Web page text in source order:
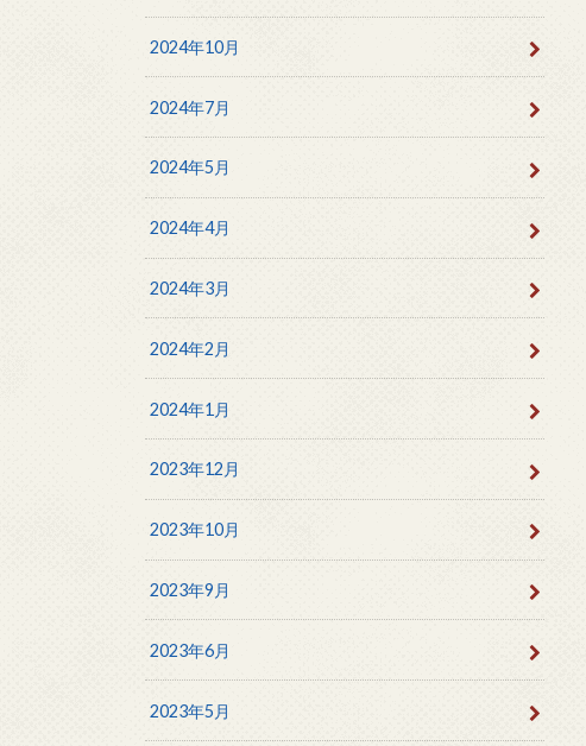
2024年10月
2024年7月
2024年5月
2024年4月
2024年3月
2024年2月
2024年1月
2023年12月
2023年10月
2023年9月
2023年6月
2023年5月